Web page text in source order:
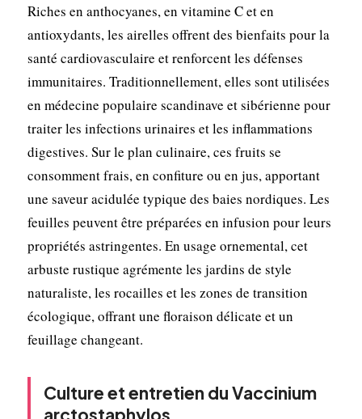
Riches en anthocyanes, en vitamine C et en
antioxydants, les airelles offrent des bienfaits pour la
santé cardiovasculaire et renforcent les défenses
immunitaires. Traditionnellement, elles sont utilisées
en médecine populaire scandinave et sibérienne pour
traiter les infections urinaires et les inflammations
digestives. Sur le plan culinaire, ces fruits se
consomment frais, en confiture ou en jus, apportant
une saveur acidulée typique des baies nordiques. Les
feuilles peuvent être préparées en infusion pour leurs
propriétés astringentes. En usage ornemental, cet
arbuste rustique agrémente les jardins de style
naturaliste, les rocailles et les zones de transition
écologique, offrant une floraison délicate et un
feuillage changeant.
Culture et entretien du Vaccinium
arctostaphylos